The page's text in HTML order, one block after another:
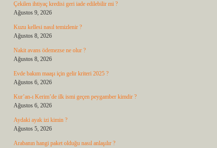
Çekilen ihtiyaç kredisi geri iade edilebilir mi ?
Ağustos 9, 2026
Kuzu kellesi nasıl temizlenir ?
Ağustos 8, 2026
Nakit avans ödemezse ne olur ?
Ağustos 8, 2026
Evde bakım maaşı için gelir kriteri 2025 ?
Ağustos 6, 2026
Kur’an-ı Kerim’de ilk ismi geçen peygamber kimdir ?
Ağustos 6, 2026
Aydaki ayak izi kimin ?
Ağustos 5, 2026
Arabanın hangi paket olduğu nasıl anlaşılır ?